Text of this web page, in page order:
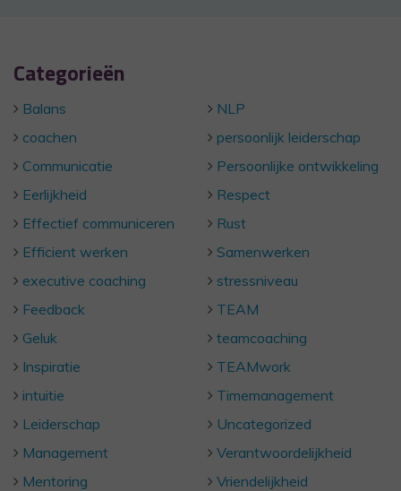
Categorieën
Balans
coachen
Communicatie
Eerlijkheid
Effectief communiceren
Efficient werken
executive coaching
Feedback
Geluk
Inspiratie
intuitie
Leiderschap
Management
Mentoring
NLP
persoonlijk leiderschap
Persoonlijke ontwikkeling
Respect
Rust
Samenwerken
stressniveau
TEAM
teamcoaching
TEAMwork
Timemanagement
Uncategorized
Verantwoordelijkheid
Vriendelijkheid